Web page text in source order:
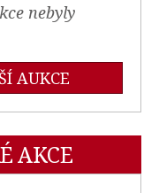
nebyly
AUKCE
AKCE